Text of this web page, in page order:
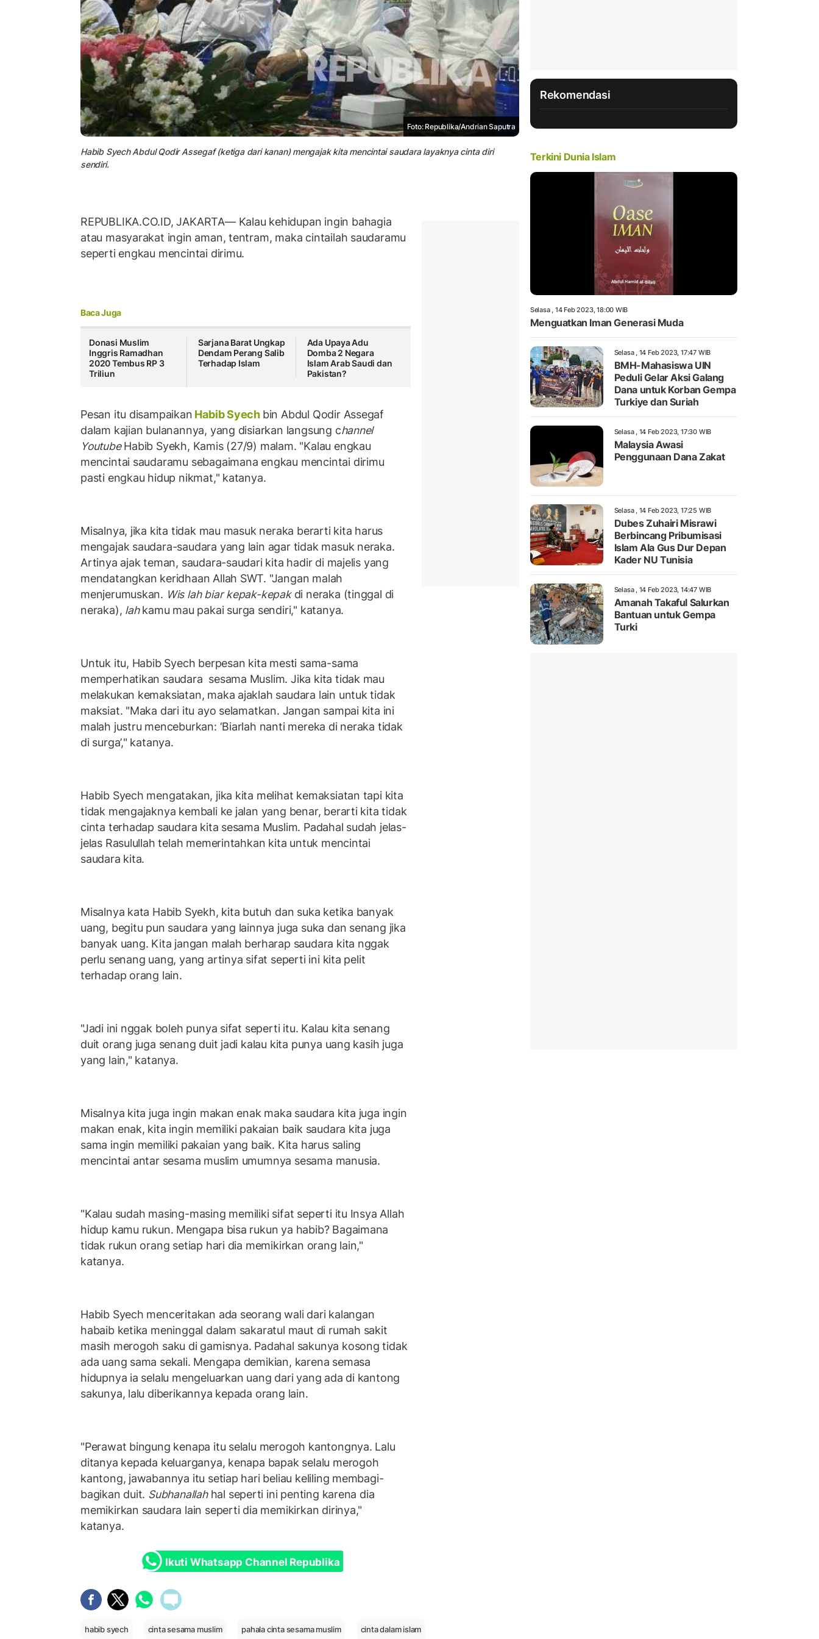
Foto: Republika/Andrian Saputra
Habib Syech Abdul Qodir Assegaf (ketiga dari kanan) mengajak kita mencintai saudara layaknya cinta diri
sendiri.
REPUBLIKA.CO.ID, JAKARTA— Kalau kehidupan ingin bahagia
atau masyarakat ingin aman, tentram, maka cintailah saudaramu
seperti engkau mencintai dirimu.
Baca Juga
Donasi Muslim
Inggris Ramadhan
2020 Tembus RP 3
Triliun
Sarjana Barat Ungkap
Dendam Perang Salib
Terhadap Islam
Ada Upaya Adu
Domba 2 Negara
Islam Arab Saudi dan
Pakistan?
Pesan itu disampaikan Habib Syech bin Abdul Qodir Assegaf
dalam kajian bulanannya, yang disiarkan langsung channel
YoutubeHabib Syekh, Kamis (27/9) malam. "Kalau engkau
mencintai saudaramu sebagaimana engkau mencintai dirimu
pasti engkau hidup nikmat," katanya.
Misalnya, jika kita tidak mau masuk neraka berarti kita harus
mengajak saudara-saudara yang lain agar tidak masuk neraka.
Artinya ajak teman, saudara-saudari kita hadir di majelis yang
mendatangkan keridhaan Allah SWT. "Jangan malah
menjerumuskan. Wis lah biar kepak-kepakdi neraka (tinggal di
neraka), lahkamu mau pakai surga sendiri," katanya.
Untuk itu, Habib Syech berpesan kita mesti sama-sama
memperhatikan saudara sesama Muslim. Jika kita tidak mau
melakukan kemaksiatan, maka ajaklah saudara lain untuk tidak
maksiat. "Maka dari itu ayo selamatkan. Jangan sampai kita ini
malah justru menceburkan: ‘Biarlah nanti mereka di neraka tidak
di surga’," katanya.
Habib Syech mengatakan, jika kita melihat kemaksiatan tapi kita
tidak mengajaknya kembali ke jalan yang benar, berarti kita tidak
cinta terhadap saudara kita sesama Muslim. Padahal sudah jelas-
jelas Rasulullah telah memerintahkan kita untuk mencintai
saudara kita.
Misalnya kata Habib Syekh, kita butuh dan suka ketika banyak
uang, begitu pun saudara yang lainnya juga suka dan senang jika
banyak uang. Kita jangan malah berharap saudara kita nggak
perlu senang uang, yang artinya sifat seperti ini kita pelit
terhadap orang lain.
"Jadi ini nggak boleh punya sifat seperti itu. Kalau kita senang
duit orang juga senang duit jadi kalau kita punya uang kasih juga
yang lain," katanya.
Misalnya kita juga ingin makan enak maka saudara kita juga ingin
makan enak, kita ingin memiliki pakaian baik saudara kita juga
sama ingin memiliki pakaian yang baik. Kita harus saling
mencintai antar sesama muslim umumnya sesama manusia.
"Kalau sudah masing-masing memiliki sifat seperti itu Insya Allah
hidup kamu rukun. Mengapa bisa rukun ya habib? Bagaimana
tidak rukun orang setiap hari dia memikirkan orang lain,"
katanya.
Habib Syech menceritakan ada seorang wali dari kalangan
habaib ketika meninggal dalam sakaratul maut di rumah sakit
masih merogoh saku di gamisnya. Padahal sakunya kosong tidak
ada uang sama sekali. Mengapa demikian, karena semasa
hidupnya ia selalu mengeluarkan uang dari yang ada di kantong
sakunya, lalu diberikannya kepada orang lain.
"Perawat bingung kenapa itu selalu merogoh kantongnya. Lalu
ditanya kepada keluarganya, kenapa bapak selalu merogoh
kantong, jawabannya itu setiap hari beliau keliling membagi-
bagikan duit. Subhanallahhal seperti ini penting karena dia
memikirkan saudara lain seperti dia memikirkan dirinya,"
katanya.
Ikuti Whatsapp Channel Republika
habib syech cinta sesama muslim pahala cinta sesama muslim cinta dalam islam
Rekomendasi
Terkini Dunia Islam
Selasa , 14 Feb 2023, 18:00 WIB
Menguatkan Iman Generasi Muda
Selasa , 14 Feb 2023, 17:47 WIB
BMH-Mahasiswa UIN
Peduli Gelar Aksi Galang
Dana untuk Korban Gempa
Turkiye dan Suriah
Selasa , 14 Feb 2023, 17:30 WIB
Malaysia Awasi
Penggunaan Dana Zakat
Selasa , 14 Feb 2023, 17:25 WIB
Dubes Zuhairi Misrawi
Berbincang Pribumisasi
Islam Ala Gus Dur Depan
Kader NU Tunisia
Selasa , 14 Feb 2023, 14:47 WIB
Amanah Takaful Salurkan
Bantuan untuk Gempa
Turki